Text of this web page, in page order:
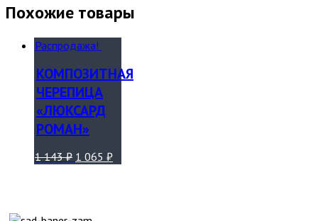
Похожие товары
Распродажа!
КОМПОЗИТНАЯ
ЧЕРЕПИЦА
«ЛЮКСАРД
РОМАН»
1 143₽ 1 065 ₽